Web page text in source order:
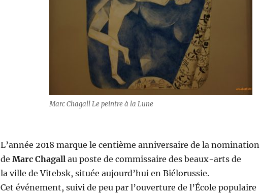
Marc Chagall Le peintre à la Lune
L’année 2018 marque le centième anniversaire de la nomination
de Marc Chagallau poste de commissaire des beaux-arts de
la ville de Vitebsk, située aujourd’hui en Biélorussie.
Cet événement, suivi de peu par l’ouverture de l’École populaire